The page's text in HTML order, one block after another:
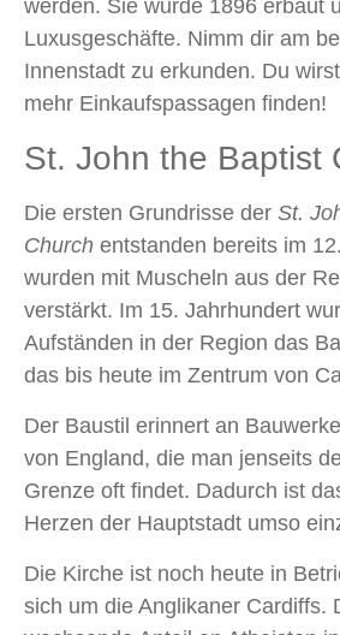
werden. Sie wurde 1896 erbaut
Luxusgeschäfte. Nimm dir am
Innenstadt zu erkunden. Du
mehr Einkaufspassagen finden!
St. John the Baptist
Die ersten Grundrisse der St.
Church entstanden bereits im
wurden mit Muscheln aus der
verstärkt. Im 15. Jahrhundert
Aufständen in der Region das
das bis heute im Zentrum von
Der Baustil erinnert an
von England, die man jenseits
Grenze oft findet. Dadurch ist
Herzen der Hauptstadt umso
Die Kirche ist noch heute in
sich um die Anglikaner Cardiffs.